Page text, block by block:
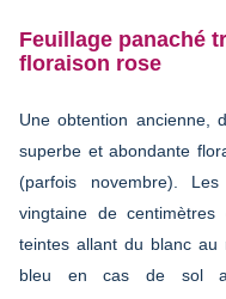
Feuillage panaché
floraison rose
Une obtention ancienne,
superbe et abondante
(parfois novembre).
vingtaine de
teintes allant du blanc
bleu en cas de sol